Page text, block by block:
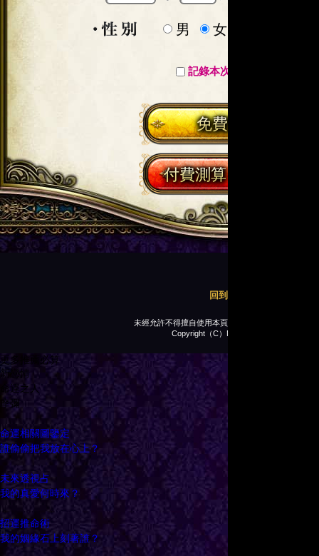
男 女
記錄本次輸入數據?
免費測算
付費測算 400 NTD
回到頂部
未經允許不得擅自使用本頁面之文章、照片、插圖等
Copyright（C）Media Kobo, Inc.
更多推薦必算
新戀情
命運之人
摩彌
命運相關圖鑒定
誰偷偷把我放在心上？
未來透視占
我的真愛何時來？
招運推命術
我的姻緣石上刻著誰？